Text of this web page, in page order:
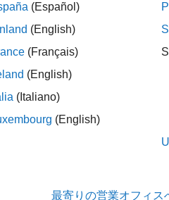
(Español)
(English)
(Français)
(English)
(Italiano)
(English)
最寄りの営業オフィス